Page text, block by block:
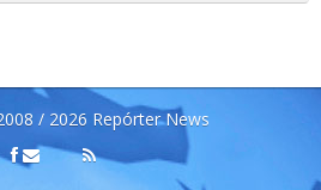
/ 2026 Repórter News